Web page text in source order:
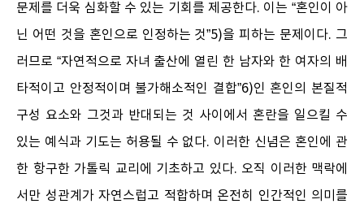
문제를 더욱 심화할 수 있는 기회를 제공한다. 이는 “혼인이 아
닌 어떤 것을 혼인으로 인정하는 것”5)을 피하는 문제이다. 그
러므로 “자연적으로 자녀 출산에 열린 한 남자와 한 여자의 배
타적이고 안정적이며 불가해소적인 결합”6)인 혼인의 본질적
구성 요소와 그것과 반대되는 것 사이에서 혼란을 일으킬 수
있는 예식과 기도는 허용될 수 없다. 이러한 신념은 혼인에 관
한 항구한 가톨릭 교리에 기초하고 있다. 오직 이러한 맥락에
서만 성관계가 자연스럽고 적합하며 온전히 인간적인 의미를